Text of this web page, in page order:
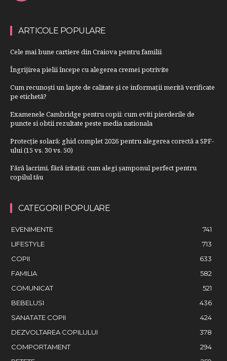
ARTICOLE POPULARE
Cele mai bune cartiere din Craiova pentru familii
Îngrijirea pielii începe cu alegerea cremei potrivite
Cum recunoști un lapte de calitate și ce informații merită verificate
pe etichetă?
Examenele Cambridge pentru copii: cum eviti pierderile de
puncte si obtii rezultate peste media nationala
Protecție solară: ghid complet 2026 pentru alegerea corectă a SPF-
ului (15 vs. 30 vs. 50)
Fără lacrimi, fără iritații: cum alegi șamponul perfect pentru
copilul tău
CATEGORII POPULARE
EVENIMENTE
741
LIFESTYLE
713
COPII
633
FAMILIA
582
COMUNICAT
521
BEBELUSI
436
SANATATE COPII
424
DEZVOLTAREA COPILULUI
378
COMPORTAMENT
294